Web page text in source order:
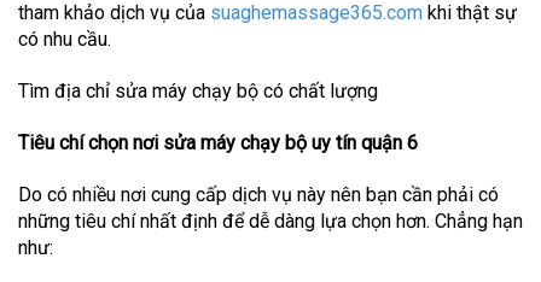
tham khảo dịch vụ của suaghemassage365.com khi thật sự
có nhu cầu.
Tìm địa chỉ sửa máy chạy bộ có chất lượng
Tiêu chí chọn nơi sửa máy chạy bộ uy tín quận 6
Do có nhiều nơi cung cấp dịch vụ này nên bạn cần phải có
những tiêu chí nhất định để dễ dàng lựa chọn hơn. Chẳng hạn
như: